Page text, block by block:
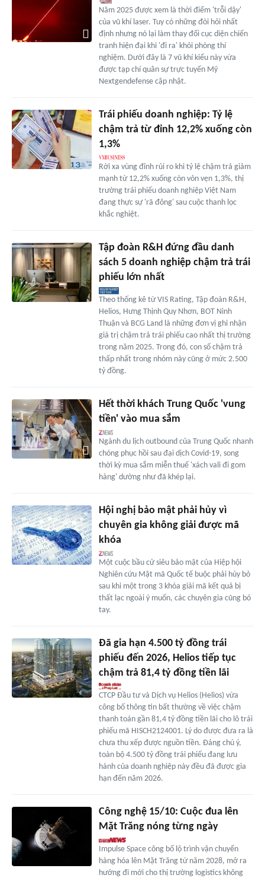
Năm 2025 được xem là thời điểm 'trỗi dậy'
của vũ khí laser. Tuy có những đòi hỏi nhất
định nhưng nó lại làm thay đổi cục diện chiến
tranh hiện đại khi 'đi ra' khỏi phòng thí
nghiệm. Dưới đây là 7 vũ khí kiểu này vừa
được tạp chí quân sự trực tuyến Mỹ
Nextgendefense cập nhật.
Trái phiếu doanh nghiệp: Tỷ lệ
chậm trả từ đỉnh 12,2% xuống còn
1,3%
Rời xa vùng đỉnh rủi ro khi tỷ lệ chậm trả giảm
mạnh từ 12,2% xuống còn vỏn vẹn 1,3%, thị
trường trái phiếu doanh nghiệp Việt Nam
đang thực sự 'rã đông' sau cuộc thanh lọc
khắc nghiệt.
Tập đoàn R&H đứng đầu danh
sách 5 doanh nghiệp chậm trả trái
phiếu lớn nhất
Theo thống kê từ VIS Rating, Tập đoàn R&H,
Helios, Hưng Thịnh Quy Nhơn, BOT Ninh
Thuận và BCG Land là những đơn vị ghi nhận
giá trị chậm trả trái phiếu cao nhất thị trường
trong năm 2025. Trong đó, con số chậm trả
thấp nhất trong nhóm này cũng ở mức 2.500
tỷ đồng.
Hết thời khách Trung Quốc 'vung
tiền' vào mua sắm
Ngành du lịch outbound của Trung Quốc nhanh
chóng phục hồi sau đại dịch Covid-19, song
thời kỳ mua sắm miễn thuế 'xách vali đi gom
hàng' dường như đã khép lại.
Hội nghị bảo mật phải hủy vì
chuyên gia không giải được mã
khóa
Một cuộc bầu cử siêu bảo mật của Hiệp hội
Nghiên cứu Mật mã Quốc tế buộc phải hủy bỏ
sau khi một trong 3 khóa giải mã kết quả bị
thất lạc ngoài ý muốn, các chuyên gia cũng bó
tay.
Đã gia hạn 4.500 tỷ đồng trái
phiếu đến 2026, Helios tiếp tục
chậm trả 81,4 tỷ đồng tiền lãi
CTCP Đầu tư và Dịch vụ Helios (Helios) vừa
công bố thông tin bất thường về việc chậm
thanh toán gần 81,4 tỷ đồng tiền lãi cho lô trái
phiếu mã HISCH2124001. Lý do được đưa ra là
chưa thu xếp được nguồn tiền. Đáng chú ý,
toàn bộ 4.500 tỷ đồng trái phiếu đang lưu
hành của doanh nghiệp này đều đã được gia
hạn đến năm 2026.
Công nghệ 15/10: Cuộc đua lên
Mặt Trăng nóng từng ngày
Impulse Space công bố lộ trình vận chuyển
hàng hóa lên Mặt Trăng từ năm 2028, mở ra
hướng đi mới cho thị trường logistics không